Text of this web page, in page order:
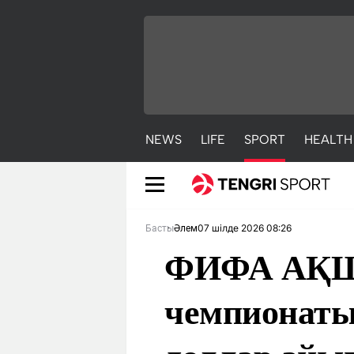
NEWS LIFE SPORT HEALTH
БастыӘлем07 шілде 2026 08:26
ФИФА АҚШ